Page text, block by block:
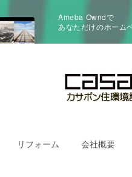
Ameba Owndで
あなただけのホーム
リフォーム 会社概要